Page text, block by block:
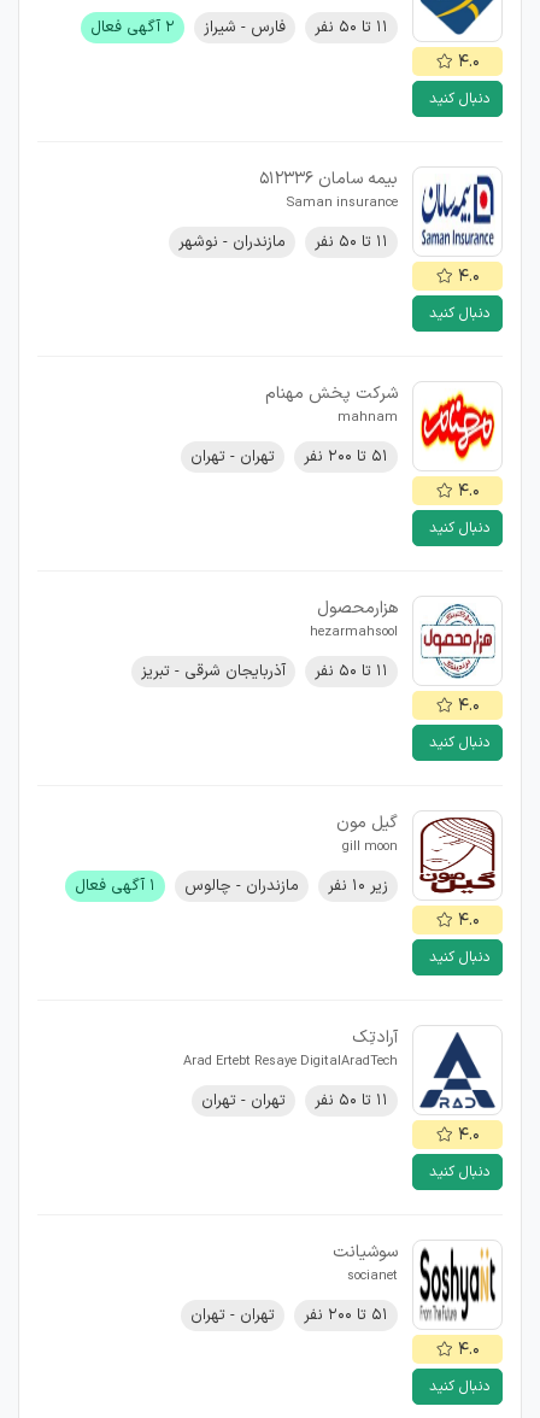
۴.۰
دنبال کنید
۱۱ تا ۵۰ نفر فارس - شیراز ۲ آگهی فعال
۴.۰
دنبال کنید
بیمه سامان 512336
Saman insurance
۱۱ تا ۵۰ نفر مازندران - نوشهر
۴.۰
دنبال کنید
شرکت پخش مهنام
mahnam
۵۱ تا ۲۰۰ نفر تهران - تهران
۴.۰
دنبال کنید
هزارمحصول
hezarmahsool
۱۱ تا ۵۰ نفر آذربایجان شرقی - تبریز
۴.۰
دنبال کنید
گیل مون
gill moon
زیر ۱۰ نفر مازندران - چالوس ۱ آگهی فعال
۴.۰
دنبال کنید
آرادتِک
Arad Ertebt Resaye DigitalAradTech
۱۱ تا ۵۰ نفر تهران - تهران
۴.۰
دنبال کنید
سوشیانت
socianet
۵۱ تا ۲۰۰ نفر تهران - تهران